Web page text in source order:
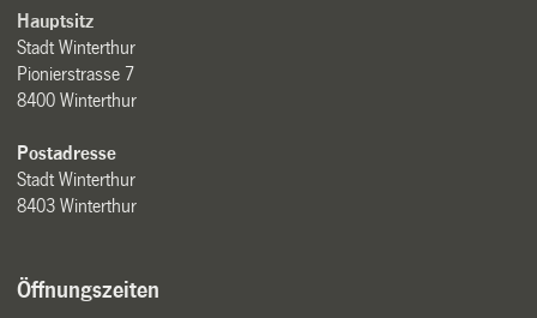
Hauptsitz
Stadt Winterthur
Pionierstrasse 7
8400 Winterthur
Postadresse
Stadt Winterthur
8403 Winterthur
Öffnungszeiten